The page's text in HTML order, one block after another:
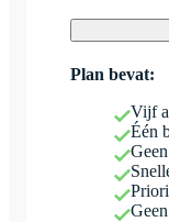
Plan bevat:
Vijf
Één